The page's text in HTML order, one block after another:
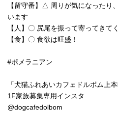
【留守番】△ 周りが気になったり
います
【人】〇 尻尾を振って寄ってきて
【食】〇 食欲は旺盛！
#ポメラニアン
「犬猫ふれあいカフェドルボム上本
1F家族募集専用インスタ
@dogcafedolbom